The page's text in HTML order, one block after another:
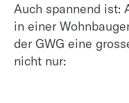
Auch spannend ist:
in einer
der GWG eine
nicht nur: